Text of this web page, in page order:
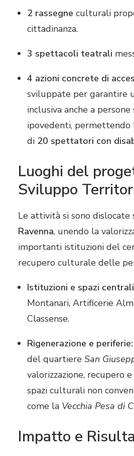
2 rassegne culturali
cittadinanza.
3 spettacoli teatrali
4 azioni concrete di
sviluppate per garantire
inclusiva anche a persone
ipovedenti, permettendo
di 20 spettatori con
Luoghi del
Sviluppo
Le attività si sono
Ravenna, unendo la
importanti istituzioni del
recupero culturale delle
Istituzioni e spazi
Montanari, Artificerie
Classense.
Rigenerazione e periferie:
del quartiere San
valorizzazione, recupero
spazi culturali non
come la Vecchia Pesa di
Impatto e